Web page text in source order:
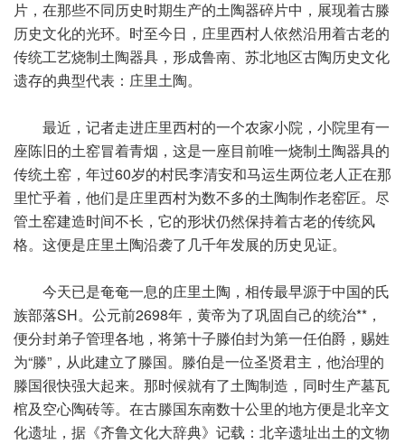
片，在那些不同历史时期生产的土陶器碎片中，展现着古滕
历史文化的光环。时至今日，庄里西村人依然沿用着古老的
传统工艺烧制土陶器具，形成鲁南、苏北地区古陶历史文化
遗存的典型代表：庄里土陶。
最近，记者走进庄里西村的一个农家小院，小院里有一
座陈旧的土窑冒着青烟，这是一座目前唯一烧制土陶器具的
传统土窑，年过60岁的村民李清安和马运生两位老人正在那
里忙乎着，他们是庄里西村为数不多的土陶制作老窑匠。尽
管土窑建造时间不长，它的形状仍然保持着古老的传统风
格。这便是庄里土陶沿袭了几千年发展的历史见证。
今天已是奄奄一息的庄里土陶，相传最早源于中国的氏
族部落SH。公元前2698年，黄帝为了巩固自己的统治**，
便分封弟子管理各地，将第十子滕伯封为第一任伯爵，赐姓
为“滕”，从此建立了滕国。滕伯是一位圣贤君主，他治理的
滕国很快强大起来。那时候就有了土陶制造，同时生产墓瓦
棺及空心陶砖等。在古滕国东南数十公里的地方便是北辛文
化遗址，据《齐鲁文化大辞典》记载：北辛遗址出土的文物